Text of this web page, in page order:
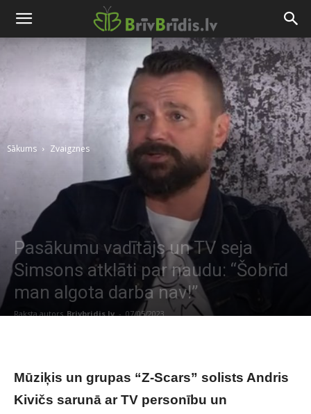
Sākums Zvaigznes
Pasākumu vadītājs un TV seja
Simsons atklāti par naudu: “Šobrīd
man algota darba nav!”
Raksta autors Brivbridis.lv - 07/05/2023
Mūziķis un grupas “Z-Scars” solists Andris
Kivičs sarunā ar TV personību un